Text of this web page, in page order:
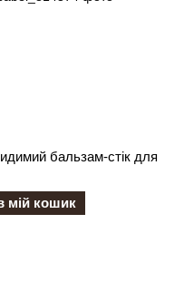
бальзам-стік для
мій кошик